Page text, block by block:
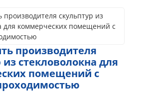
производителя
из стекловолокна для
помещений с